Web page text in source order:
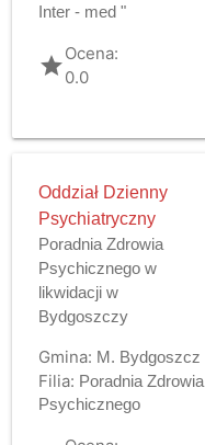
Inter - med "
gradeOcena:
0.0
Oddział Dzienny
Psychiatryczny
Poradnia Zdrowia
Psychicznego w
likwidacji w
Bydgoszczy
Gmina: M. Bydgoszcz
Filia: Poradnia Zdrowia
Psychicznego